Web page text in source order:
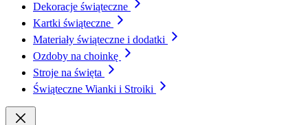
Dekoracje świąteczne
Kartki świąteczne
Materiały świąteczne i dodatki
Ozdoby na choinkę
Stroje na święta
Świąteczne Wianki i Stroiki